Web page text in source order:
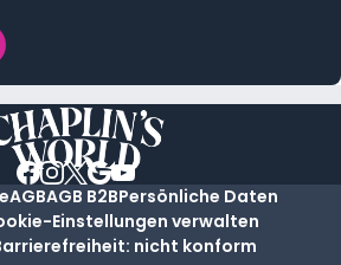
AGBAGB B2BPersönliche Daten
Einstellungen verwalten
nicht konform